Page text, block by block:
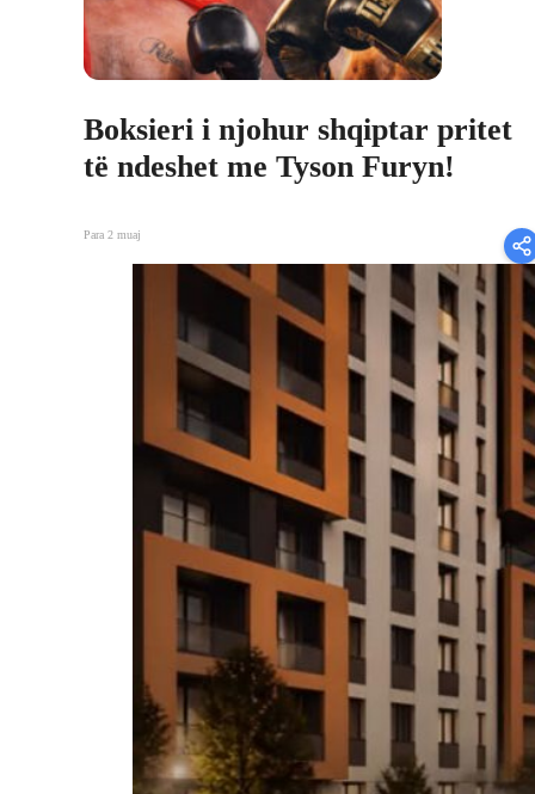
Boksieri i njohur shqiptar pritet
të ndeshet me Tyson Furyn!
Para 2 muaj